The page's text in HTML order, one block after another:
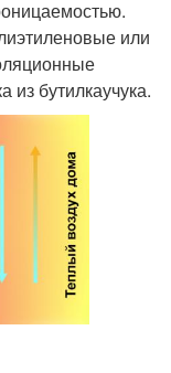
или
из бутилкаучука.